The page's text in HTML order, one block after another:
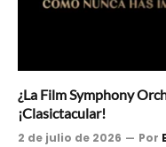
¿La Film Symphony
¡Clasictacular!
2 de julio de 2026 Por